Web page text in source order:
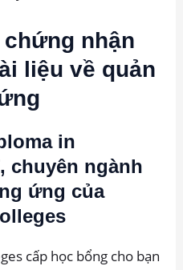
nhận
liệu về quản
in
chuyên ngành
ứng của
cấp học bổng cho bạn